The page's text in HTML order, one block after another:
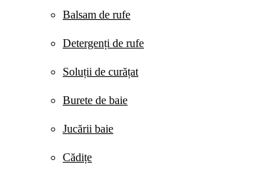
Balsam de rufe
Detergenți de rufe
Soluții de curățat
Burete de baie
Jucării baie
Cădițe